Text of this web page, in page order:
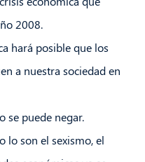
2008.
hará posible que los
a nuestra sociedad en
se puede negar.
lo son el sexismo, el